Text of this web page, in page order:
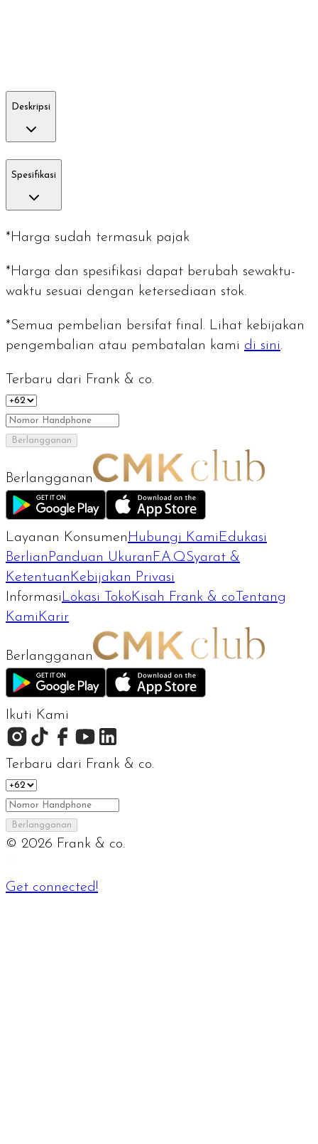
Deskripsi
Spesifikasi
*Harga sudah termasuk pajak
*Harga dan spesifikasi dapat berubah sewaktu-
waktu sesuai dengan ketersediaan stok.
*Semua pembelian bersifat final. Lihat kebijakan
pengembalian atau pembatalan kami di sini.
Terbaru dari Frank & co.
Berlangganan
Berlangganan
Layanan Konsumen Hubungi Kami Edukasi
Berlian Panduan Ukuran F.A.QSyarat &
Ketentuan Kebijakan Privasi
Informasi Lokasi Toko Kisah Frank & co.Tentang
Kami Karir
Berlangganan
Ikuti Kami
Terbaru dari Frank & co.
Berlangganan
© 2026 Frank & co.
Get connected!